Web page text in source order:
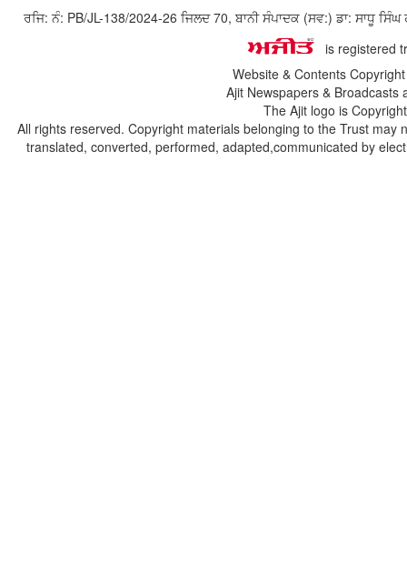
ਰਜਿ: ਨੰ: PB/JL-138/2024-26 ਜਿਲਦ 70, ਬਾਨੀ ਸੰਪਾਦਕ (ਸਵ:) ਡਾ: ਸਾਧੂ
is registered
Website & Contents
Ajit Newspapers &
The Ajit logo is
All rights reserved. Copyright materials belonging to the Trust
translated, converted, performed, adapted,communicated by